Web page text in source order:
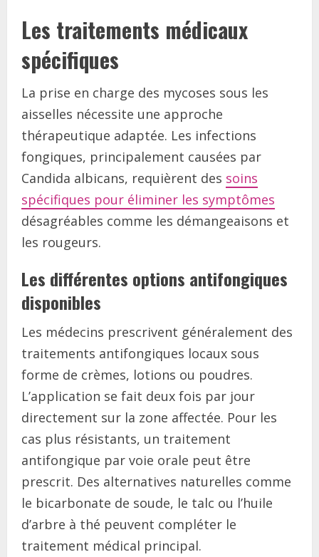
Les traitements médicaux
spécifiques
La prise en charge des mycoses sous les
aisselles nécessite une approche
thérapeutique adaptée. Les infections
fongiques, principalement causées par
Candida albicans, requièrent des soins
spécifiques pour éliminer les symptômes
désagréables comme les démangeaisons et
les rougeurs.
Les différentes options antifongiques
disponibles
Les médecins prescrivent généralement des
traitements antifongiques locaux sous
forme de crèmes, lotions ou poudres.
L’application se fait deux fois par jour
directement sur la zone affectée. Pour les
cas plus résistants, un traitement
antifongique par voie orale peut être
prescrit. Des alternatives naturelles comme
le bicarbonate de soude, le talc ou l’huile
d’arbre à thé peuvent compléter le
traitement médical principal.